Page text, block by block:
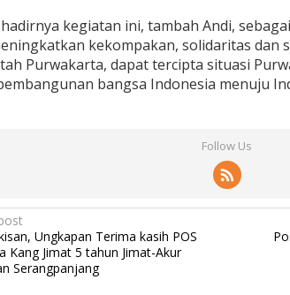
kegiatan ini, tambah Andi,
kekompakan, solidaritas dan
Purwakarta, dapat tercipta situasi
bangsa Indonesia menuju
Follow Us
Ungkapan Terima kasih POS
Kang Jimat 5 tahun Jimat-Akur
Serangpanjang